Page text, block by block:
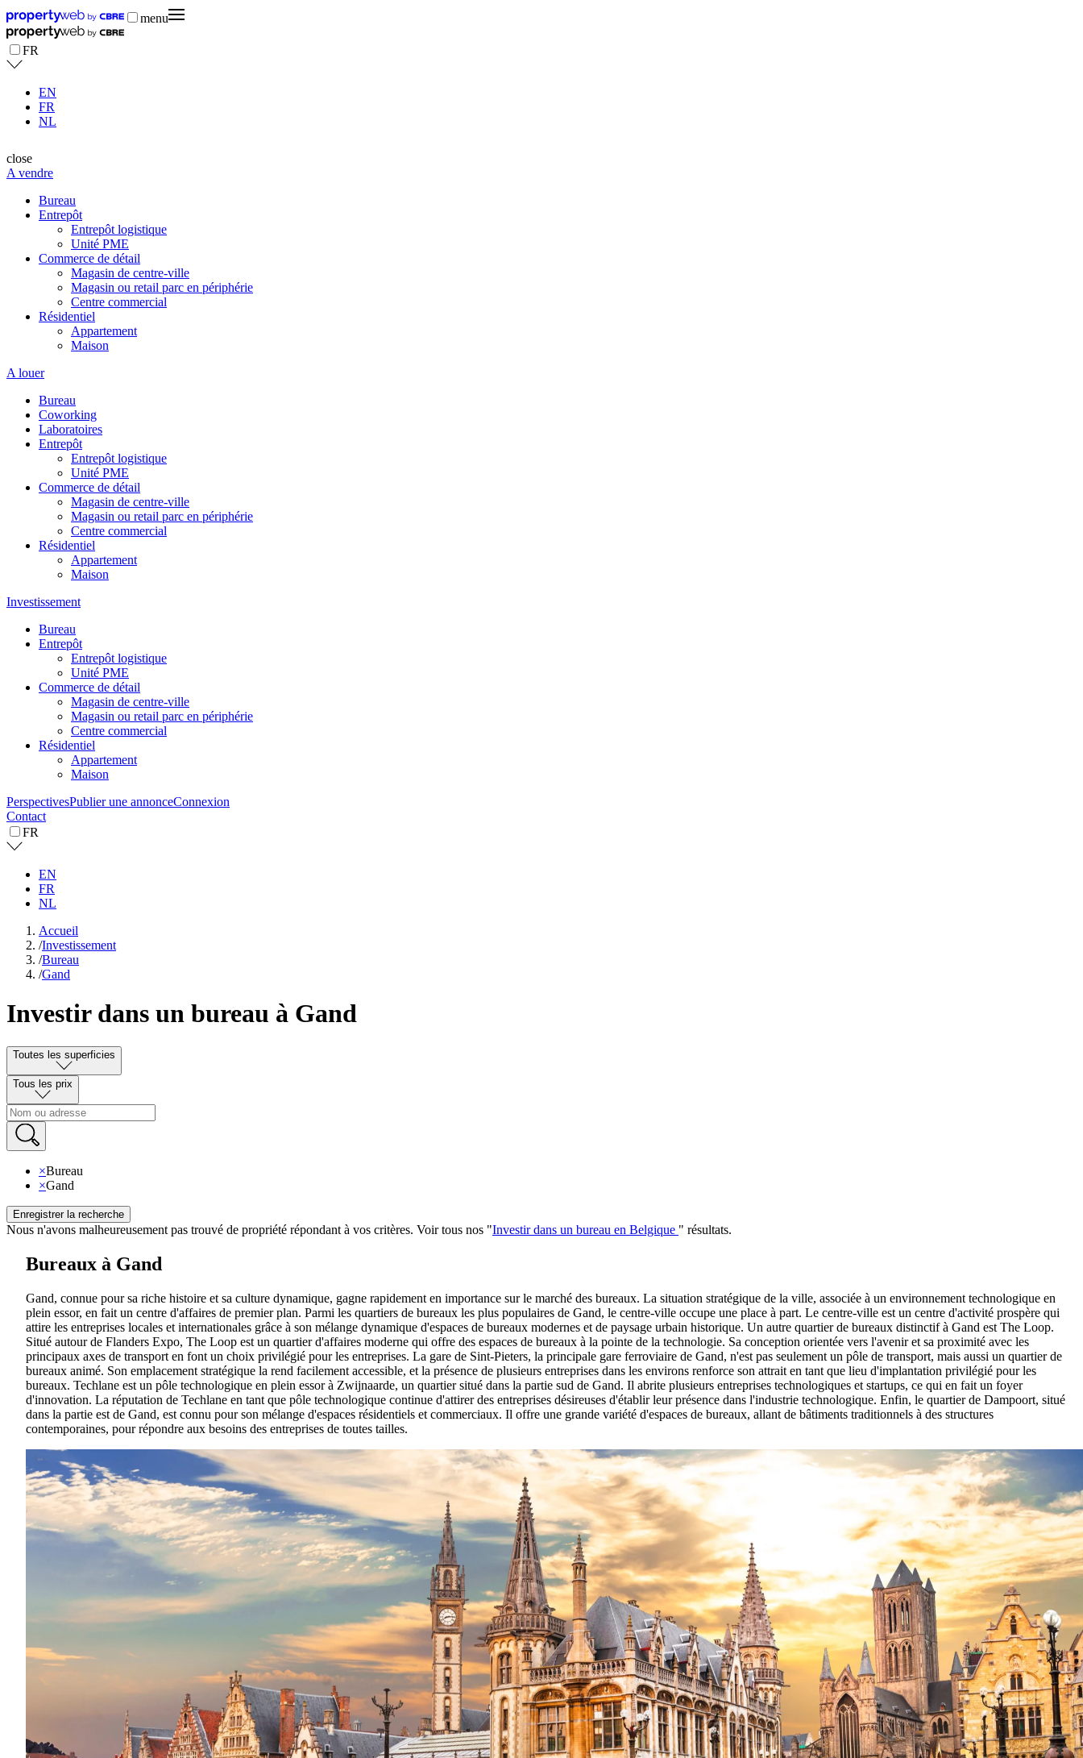
menu
FR
EN
FR
NL
close
A vendre
Bureau
Entrepôt
Entrepôt logistique
Unité PME
Commerce de détail
Magasin de centre-ville
Magasin ou retail parc en périphérie
Centre commercial
Résidentiel
Appartement
Maison
A louer
Bureau
Coworking
Laboratoires
Entrepôt
Entrepôt logistique
Unité PME
Commerce de détail
Magasin de centre-ville
Magasin ou retail parc en périphérie
Centre commercial
Résidentiel
Appartement
Maison
Investissement
Bureau
Entrepôt
Entrepôt logistique
Unité PME
Commerce de détail
Magasin de centre-ville
Magasin ou retail parc en périphérie
Centre commercial
Résidentiel
Appartement
Maison
PerspectivesPublier une annonceConnexion
Contact
FR
EN
FR
NL
Accueil
/Investissement
/Bureau
/Gand
Investir dans un bureau à Gand
Toutes les superficies
Tous les prix
×Bureau
×Gand
Enregistrer la recherche
Nous n'avons malheureusement pas trouvé de propriété répondant à vos critères. Voir tous nos "Investir dans un bureau en Belgique " résultats.
Bureaux à Gand
Gand, connue pour sa riche histoire et sa culture dynamique, gagne rapidement en importance sur le marché des bureaux. La situation stratégique de la ville, associée à un environnement technologique en
plein essor, en fait un centre d'affaires de premier plan. Parmi les quartiers de bureaux les plus populaires de Gand, le centre-ville occupe une place à part. Le centre-ville est un centre d'activité prospère qui
attire les entreprises locales et internationales grâce à son mélange dynamique d'espaces de bureaux modernes et de paysage urbain historique. Un autre quartier de bureaux distinctif à Gand est The Loop.
Situé autour de Flanders Expo, The Loop est un quartier d'affaires moderne qui offre des espaces de bureaux à la pointe de la technologie. Sa conception orientée vers l'avenir et sa proximité avec les
principaux axes de transport en font un choix privilégié pour les entreprises. La gare de Sint-Pieters, la principale gare ferroviaire de Gand, n'est pas seulement un pôle de transport, mais aussi un quartier de
bureaux animé. Son emplacement stratégique la rend facilement accessible, et la présence de plusieurs entreprises dans les environs renforce son attrait en tant que lieu d'implantation privilégié pour les
bureaux. Techlane est un pôle technologique en plein essor à Zwijnaarde, un quartier situé dans la partie sud de Gand. Il abrite plusieurs entreprises technologiques et startups, ce qui en fait un foyer
d'innovation. La réputation de Techlane en tant que pôle technologique continue d'attirer des entreprises désireuses d'établir leur présence dans l'industrie technologique. Enfin, le quartier de Dampoort, situé
dans la partie est de Gand, est connu pour son mélange d'espaces résidentiels et commerciaux. Il offre une grande variété d'espaces de bureaux, allant de bâtiments traditionnels à des structures
contemporaines, pour répondre aux besoins des entreprises de toutes tailles.